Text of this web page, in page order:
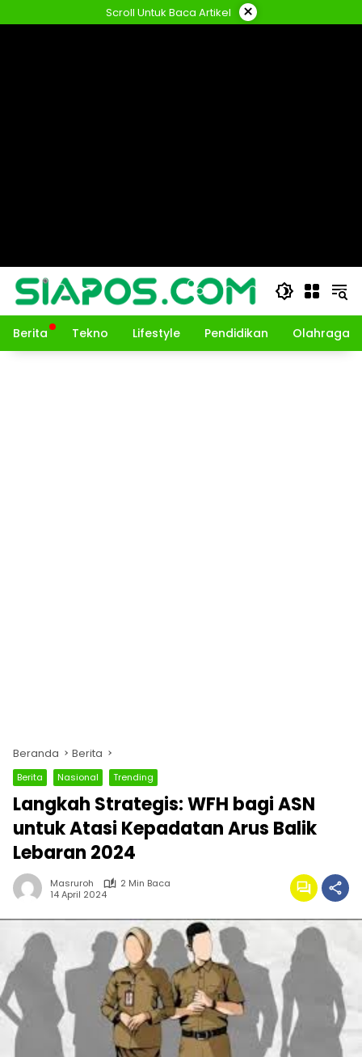
ke
Scroll Untuk Baca Artikel ×
Berita Tekno Lifestyle Pendidikan Olahraga
Beranda Berita
Berita Nasional Trending
Langkah Strategis: WFH bagi ASN
untuk Atasi Kepadatan Arus Balik
Lebaran 2024
Masruroh
2 Min Baca
14 April 2024